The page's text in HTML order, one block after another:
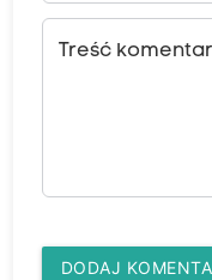
Treść
DODAJ